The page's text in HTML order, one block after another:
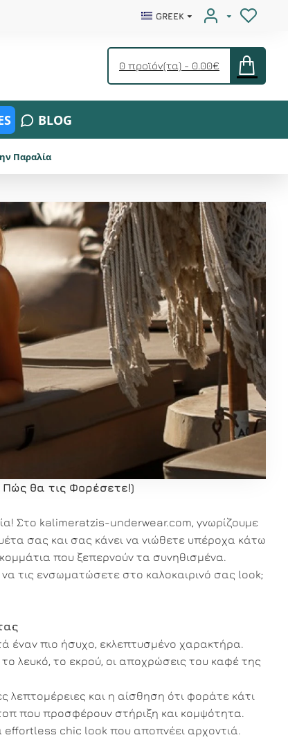
GREEK
0 προϊόν(τα) - 0.00€
BLOG
Παραλία
θα τις Φορέσετε!)
Στο kalimeratzis-underwear.com, γνωρίζουμε
σας και σας κάνει να νιώθετε υπέροχα κάτω
που ξεπερνούν τα συνηθισμένα.
τις ενσωματώσετε στο καλοκαιρινό σας look;
έναν πιο ήσυχο, εκλεπτυσμένο χαρακτήρα.
λευκό, το εκρού, οι αποχρώσεις του καφέ της
λεπτομέρειες και η αίσθηση ότι φοράτε κάτι
που προσφέρουν στήριξη και κομψότητα.
effortless chic look που αποπνέει αρχοντιά.